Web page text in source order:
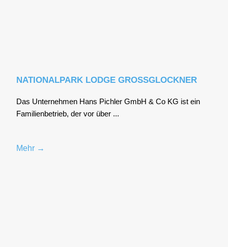
NATIONALPARK LODGE GROSSGLOCKNER
Das Unter­neh­men Hans Pich­ler GmbH & Co KG ist ein
Fami­li­en­be­trieb, der vor über ...
Mehr →